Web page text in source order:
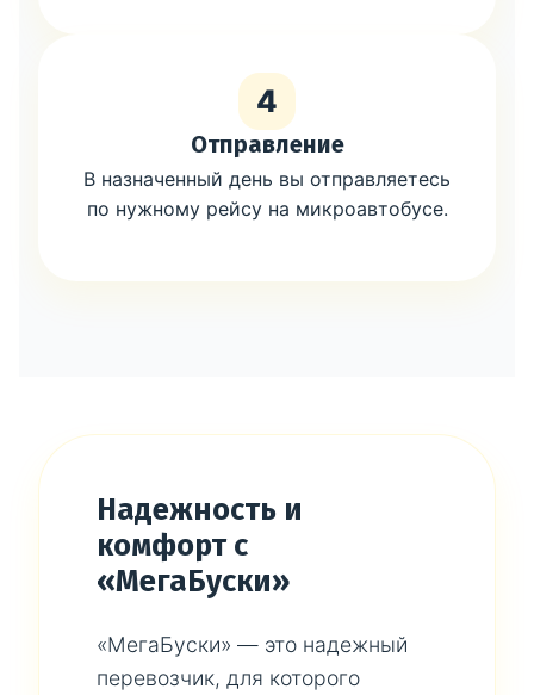
4
Отправление
В назначенный день вы отправляетесь
по нужному рейсу на микроавтобусе.
Надежность и
комфорт с
«МегаБуски»
«МегаБуски» — это надежный
перевозчик, для которого